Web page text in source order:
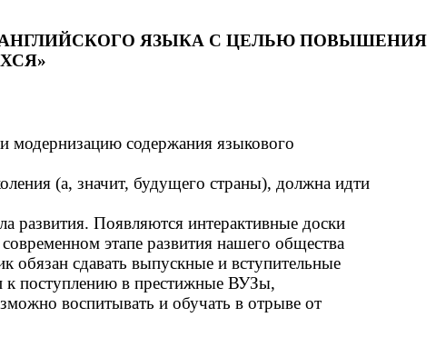
ЯЗЫКА С ЦЕЛЬЮ ПОВЫШЕНИЯ
модернизацию содержания языкового
(а, значит, будущего страны), должна идти
развития. Появляются интерактивные доски
этапе развития нашего общества
обязан сдавать выпускные и вступительные
к поступлению в престижные ВУЗы,
воспитывать и обучать в отрыве от